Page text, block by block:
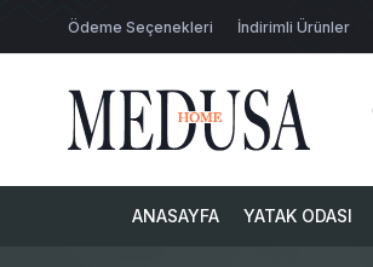
Ödeme Seçenekleri İndirimli Ürünler
ANASAYFA YATAK ODASI